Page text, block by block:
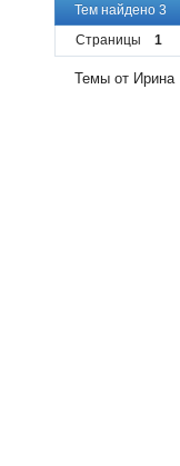
Тем найдено 3
Страницы
1
Темы от Ирина